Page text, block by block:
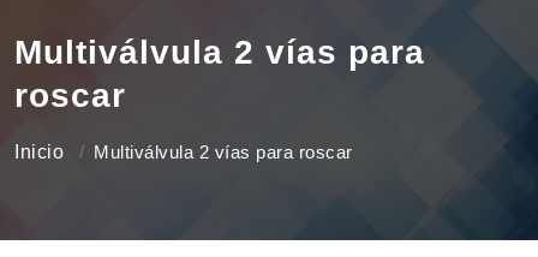
Multiválvula 2 vías para
roscar
Inicio Multiválvula 2 vías para roscar